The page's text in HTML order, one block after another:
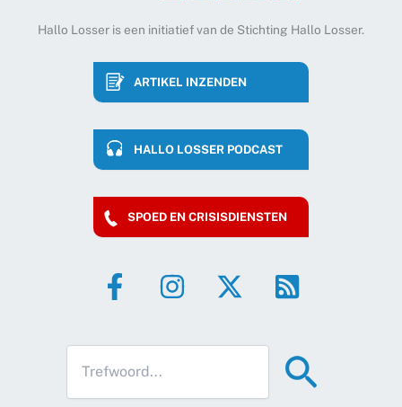
Hallo Losser is een initiatief van de Stichting Hallo Losser.
ARTIKEL INZENDEN
HALLO LOSSER PODCAST
SPOED EN CRISISDIENSTEN